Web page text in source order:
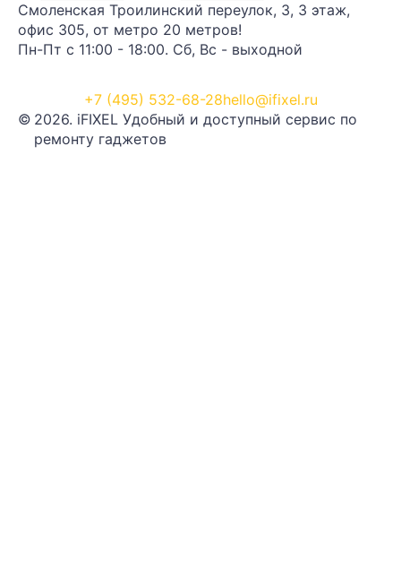
Смоленская Троилинский переулок, 3, 3 этаж,
офис 305, от метро 20 метров!
Пн-Пт с 11:00 - 18:00. Сб, Вс - выходной
+7 (495) 532-68-28hello@ifixel.ru
© 2026. iFIXEL Удобный и доступный сервис по
ремонту гаджетов